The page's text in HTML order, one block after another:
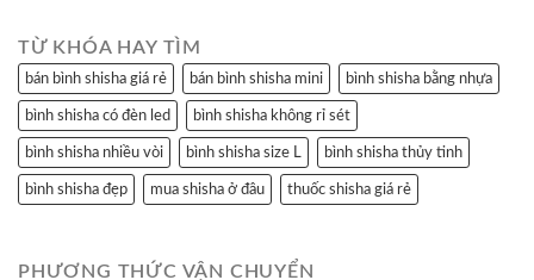
TỪ KHÓA HAY TÌM
bán bình shisha giá rẻ bán bình shisha mini bình shisha bằng nhựa
bình shisha có đèn led bình shisha không rỉ sét
bình shisha nhiều vòi bình shisha size L bình shisha thủy tinh
bình shisha đẹp mua shisha ở đâu thuốc shisha giá rẻ
PHƯƠNG THỨC VẬN CHUYỂN